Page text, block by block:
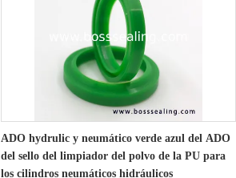
ADO hydrulic y neumático verde azul del ADO
del sello del limpiador del polvo de la PU para
los cilindros neumáticos hidráulicos